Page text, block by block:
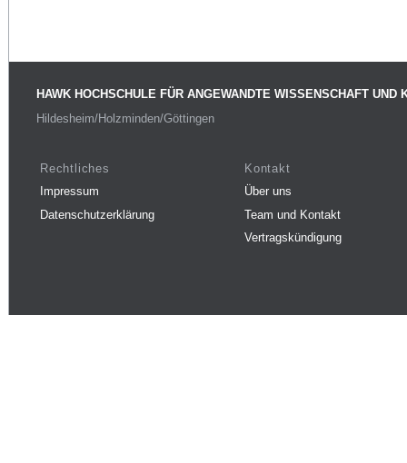
HAWK HOCHSCHULE FÜR ANGEWANDTE WISSENSCHAFT UND
Hildesheim/Holzminden/Göttingen
Rechtliches
Impressum
Datenschutzerklärung
Kontakt
Über uns
Team und Kontakt
Vertragskündigung